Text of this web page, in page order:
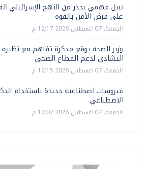
نبيل فهمي يحذر من النهج الإسرائيلي
على فرض الأمن بالقوة
الجمعة، 07 اغسطس 2026 12:17 م
وزير الصحة يوقع مذكرة تفاهم مع نظيره
التشادي لدعم القطاع الصحي
الجمعة، 07 اغسطس 2026 12:15 م
فيروسات اصطناعية جديدة باستخدام
الاصطناعي
الجمعة، 07 اغسطس 2026 12:07 م